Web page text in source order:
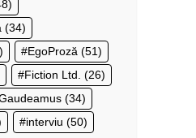
(34)
EgoProză (51)
Fiction Ltd. (26)
(34)
interviu (50)